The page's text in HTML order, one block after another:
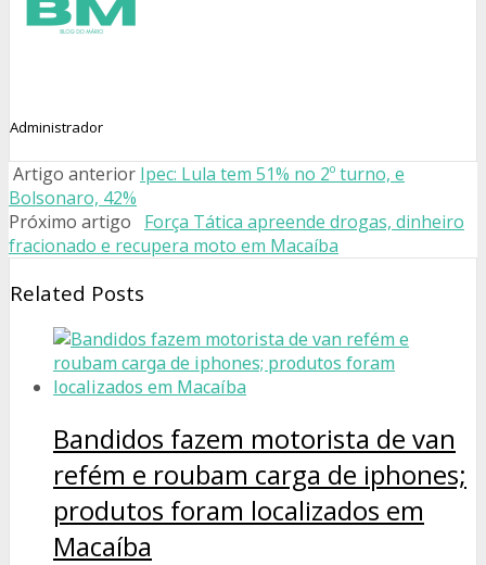
Administrador
Artigo anterior Ipec: Lula tem 51% no 2º turno, e
Bolsonaro, 42%
Próximo artigo
Força Tática apreende drogas, dinheiro
fracionado e recupera moto em Macaíba
Related Posts
Bandidos fazem motorista de van
refém e roubam carga de iphones;
produtos foram localizados em
Macaíba